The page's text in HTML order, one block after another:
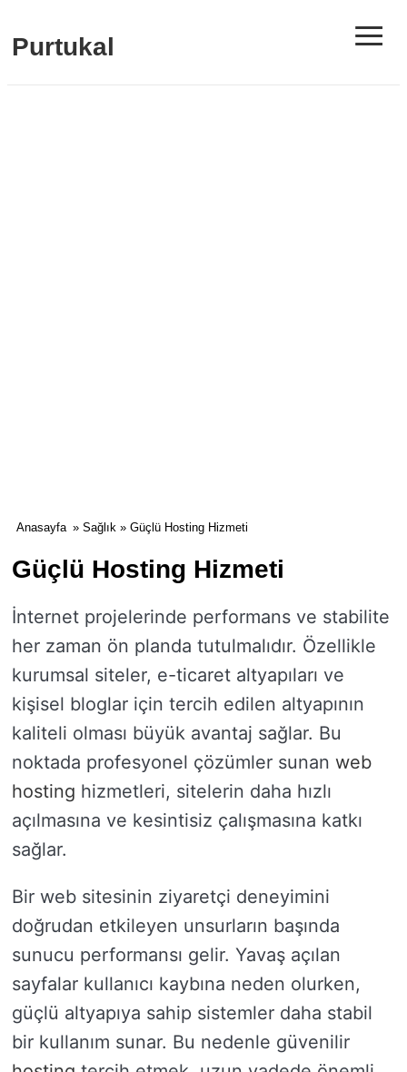
Purtukal ≡
Anasayfa » Sağlık » Güçlü Hosting Hizmeti
Güçlü Hosting Hizmeti
İnternet projelerinde performans ve stabilite
her zaman ön planda tutulmalıdır. Özellikle
kurumsal siteler, e-ticaret altyapıları ve
kişisel bloglar için tercih edilen altyapının
kaliteli olması büyük avantaj sağlar. Bu
noktada profesyonel çözümler sunan web
hosting hizmetleri, sitelerin daha hızlı
açılmasına ve kesintisiz çalışmasına katkı
sağlar.
Bir web sitesinin ziyaretçi deneyimini
doğrudan etkileyen unsurların başında
sunucu performansı gelir. Yavaş açılan
sayfalar kullanıcı kaybına neden olurken,
güçlü altyapıya sahip sistemler daha stabil
bir kullanım sunar. Bu nedenle güvenilir